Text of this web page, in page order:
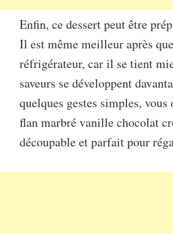
Enfin, ce dessert peut être
Il est même meilleur après
réfrigérateur, car il se tient
saveurs se développent
quelques gestes simples,
flan marbré vanille chocolat
découpable et parfait pour